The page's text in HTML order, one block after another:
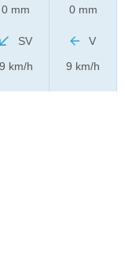
0 mm
SV
9 km/h
0 mm
V
9 km/h